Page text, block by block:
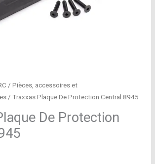
/Pièces, accessoires et
/ Traxxas Plaque De Protection Central 8945
De Protection